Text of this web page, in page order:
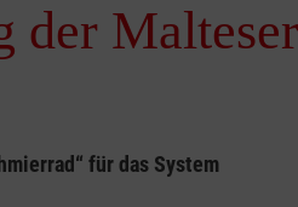
der Malteser
für das System